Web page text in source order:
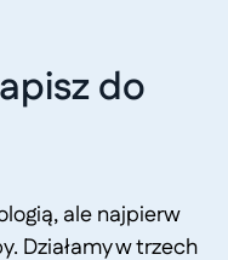
do
ale najpierw
Działamy w trzech